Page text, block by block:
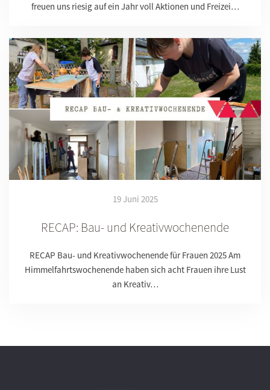
freuen uns riesig auf ein Jahr voll Aktionen und Freizei…
19 Juni 2025
RECAP: Bau- und Kreativwochenende
RECAP Bau- und Kreativwochenende für Frauen 2025 Am
Himmelfahrtswochenende haben sich acht Frauen ihre Lust
an Kreativ…